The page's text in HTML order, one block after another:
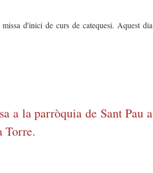
d'inici de curs de catequesi. Aquest dia
a la parròquia de Sant Pau a
Torre.